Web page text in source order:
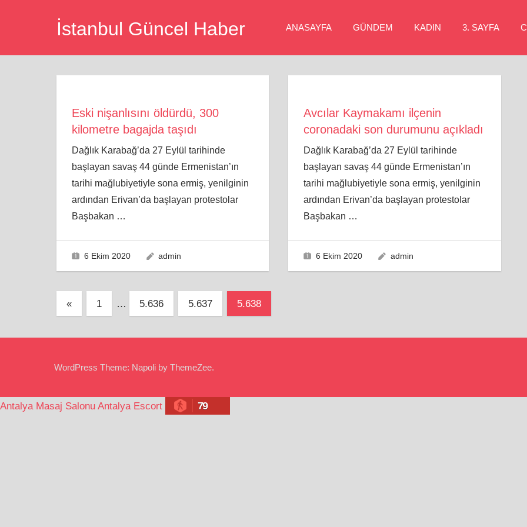
İstanbul Güncel Haber ANASAYFA GÜNDEM KADIN 3. SAYFA
Eski nişanlısını öldürdü, 300
kilometre bagajda taşıdı
Dağlık Karabağ’da 27 Eylül tarihinde
başlayan savaş 44 günde Ermenistan’ın
tarihi mağlubiyetiyle sona ermiş, yenilginin
ardından Erivan’da başlayan protestolar
Başbakan …
6 Ekim 2020 admin
Avcılar Kaymakamı ilçenin
coronadaki son durumunu açıkladı
Dağlık Karabağ’da 27 Eylül tarihinde
başlayan savaş 44 günde Ermenistan’ın
tarihi mağlubiyetiyle sona ermiş, yenilginin
ardından Erivan’da başlayan protestolar
Başbakan …
6 Ekim 2020 admin
Yazı
«Previous
Posts
1 … 5.636 5.637 5.638
WordPress Theme: Napoli by ThemeZee.
Antalya Masaj Salonu Antalya Escort 79